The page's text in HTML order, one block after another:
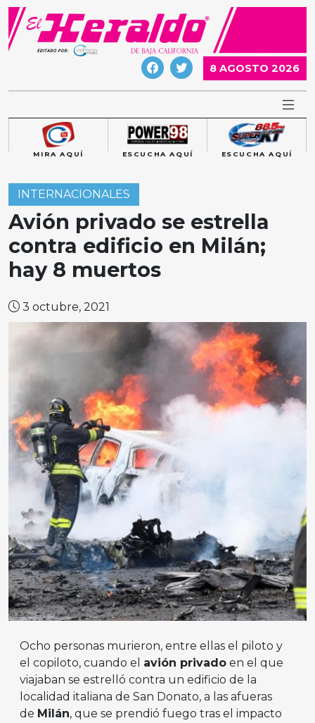
Skip
content
8 AGOSTO 2026
MIRA AQUÍ ESCUCHA AQUÍ ESCUCHA AQUÍ
INTERNACIONALES
Avión privado se estrella
contra edificio en Milán;
hay 8 muertos
3 octubre, 2021
Ocho personas murieron, entre ellas el piloto y
el copiloto, cuando el avión privado en el que
viajaban se estrelló contra un edificio de la
localidad italiana de San Donato, a las afueras
de Milán, que se prendió fuego tras el impacto